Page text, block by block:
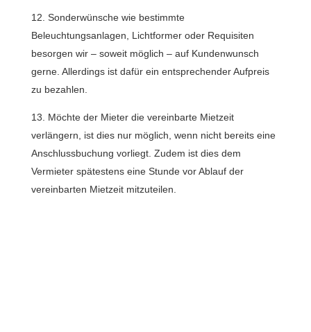
Sonderwünsche wie bestimmte
Beleuchtungsanlagen, Lichtformer oder Requisiten
besorgen wir – soweit möglich – auf Kundenwunsch
gerne. Allerdings ist dafür ein entsprechender Aufpreis
zu bezahlen.
Möchte der Mieter die vereinbarte Mietzeit
verlängern, ist dies nur möglich, wenn nicht bereits eine
Anschlussbuchung vorliegt. Zudem ist dies dem
Vermieter spätestens eine Stunde vor Ablauf der
vereinbarten Mietzeit mitzuteilen.